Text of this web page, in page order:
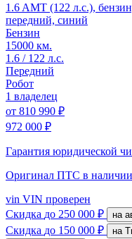
1.6 AMT (122 л.с.),
передний, синий
Бензин
15000 км.
1.6 / 122 л.с.
Передний
Робот
1 владелец
от 810 990 ₽
972 000 ₽
Гарантия юридической
Оригинал ПТС в наличии
vin VIN проверен
Скидка до 250 000 ₽
Скидка до 150 000 ₽